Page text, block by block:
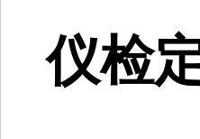
仪检